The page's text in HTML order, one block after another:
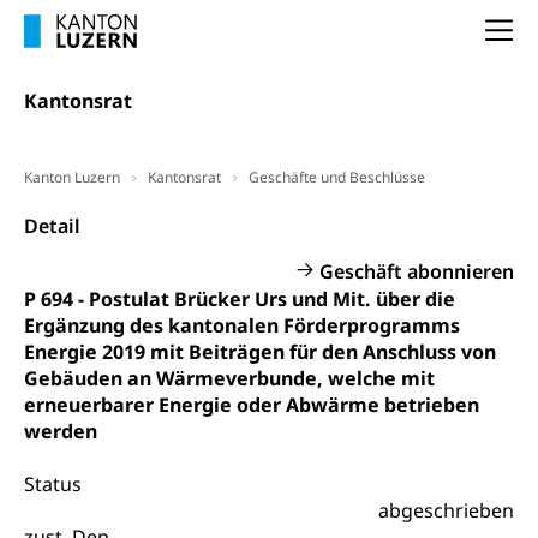
Kantonsrat
Kanton Luzern Kantonsrat Geschäfte und Beschlüsse
Detail
Geschäft abonnieren
P 694 - Postulat Brücker Urs und Mit. über die
Ergänzung des kantonalen Förderprogramms
Energie 2019 mit Beiträgen für den Anschluss von
Gebäuden an Wärmeverbunde, welche mit
erneuerbarer Energie oder Abwärme betrieben
werden
Status
abgeschrieben
Altersvorsorge (gruezi.lu.ch)
Wissenschaftsförderung
Forschungsförderung, Wissenschaftsmarketing,
Wissenschaft, Forschung, Entwicklung, Projekte
Pilotprojekte Klima
Projektförderung Universität Luzern unilu
Erwachsenenbildung und Weiterbildung
Nachdiplomstudium, Zusatzlehre, Höhere
Neuorientierung, Grundkompetenzen,
Berufsberatung, Standortbestimmung,
Studienberatung, Beratung und Unterstützung,
Berufsabschluss für Erwachsene
Erwachsenenmatura
Bildungsgutscheine Grundkompetenzen
Bildung & Berufsabschluss für Erwachsene
Fachperson Betreuung (verkürzte
Berufliche Grundbildung
Lehre, Berufsfachschule, Lehrbetrieb, Lehrvertrag,
Berufswahl & Berufsberatung, Schnupperlehre und
Brückenangebote, Zugewanderte & Arbeitsmarkt,